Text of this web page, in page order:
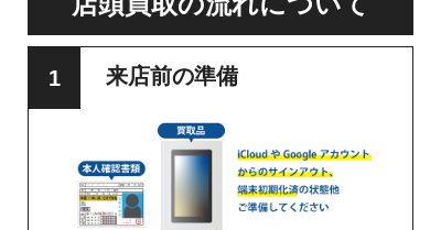
来店前の準備